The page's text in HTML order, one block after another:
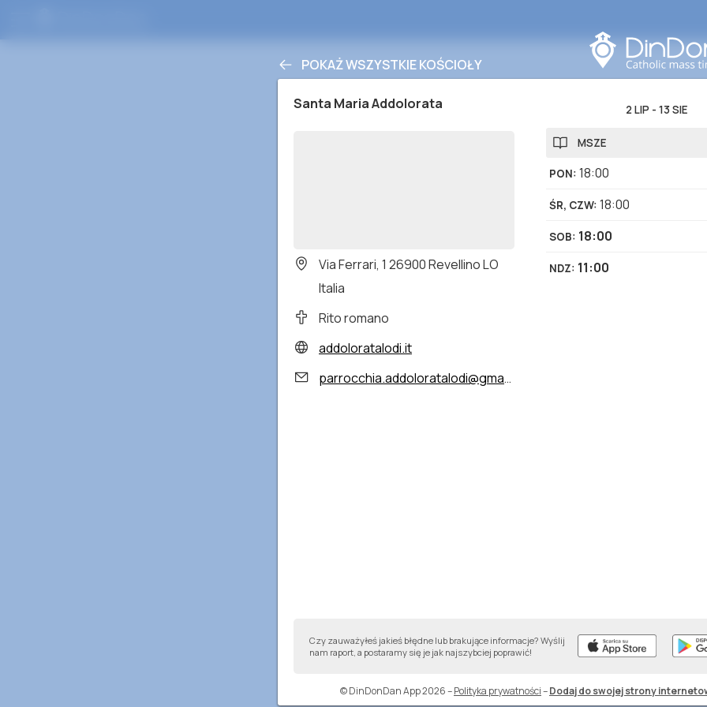
POKAŻ WSZYSTKIE KOŚCIOŁY
Santa Maria Addolorata
Via Ferrari, 1 26900 Revellino LO
Italia
Rito romano
addoloratalodi.it
parrocchia.addoloratalodi@gmail.com
2 LIP - 13 SIE
MSZE
PON: 18:00
ŚR, CZW: 18:00
SOB: 18:00
NDZ: 11:00
Czy zauważyłeś jakieś błędne lub brakujące informacje? Wyślij
nam raport, a postaramy się je jak najszybciej poprawić!
© DinDonDan App 2026–Polityka prywatności–Dodaj do swojej strony